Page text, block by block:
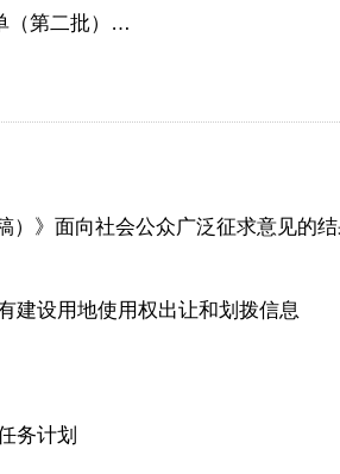
（第二批）…
）》面向社会公众广泛征求意见的
建设用地使用权出让和划拨信息
务计划